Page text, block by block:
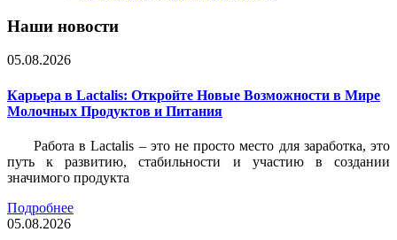
Наши новости
05.08.2026
Карьера в Lactalis: Откройте Новые Возможности в Мире
Молочных Продуктов и Питания
Работа в Lactalis – это не просто место для заработка, это
путь к развитию, стабильности и участию в создании
значимого продукта
Подробнее
05.08.2026